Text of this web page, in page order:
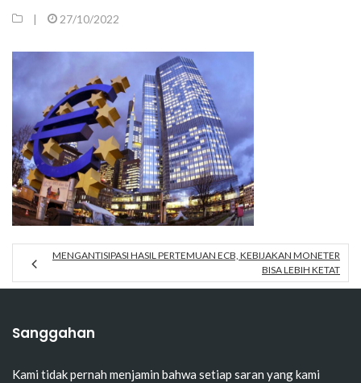
| 27/10/2022
MENGANTISIPASI HASIL PERTEMUAN ECB, KEBIJAKAN MONETER
BISA LEBIH KETAT
Sanggahan
Kami tidak pernah menjamin bahwa setiap saran yang kami